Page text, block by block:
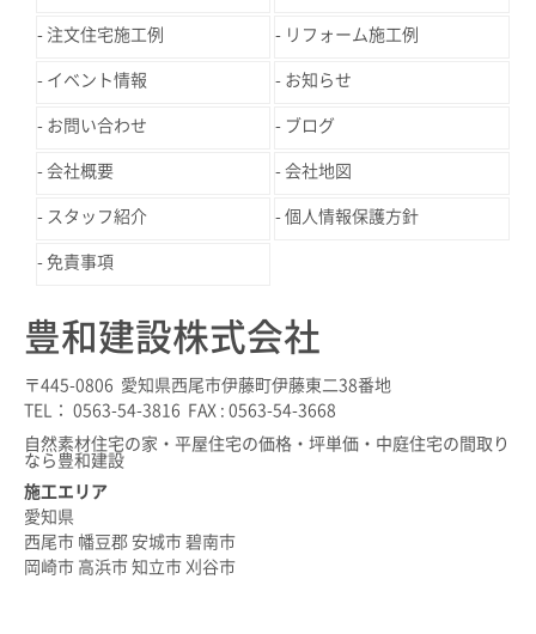
注文住宅施工例 リフォーム施工例
イベント情報 お知らせ
お問い合わせ ブログ
会社概要 会社地図
スタッフ紹介 個人情報保護方針
免責事項
豊和建設株式会社
〒445-0806 愛知県西尾市伊藤町伊藤東二38番地
TEL： 0563-54-3816 FAX : 0563-54-3668
自然素材住宅の家・平屋住宅の価格・坪単価・中庭住宅の間取り
なら豊和建設
施工エリア
愛知県
西尾市 幡豆郡 安城市 碧南市
岡崎市 高浜市 知立市 刈谷市